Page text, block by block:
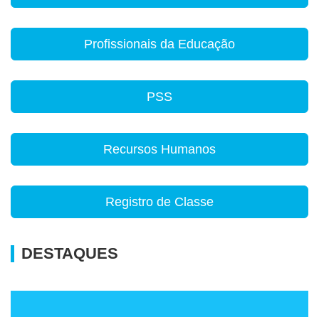
Profissionais da Educação
PSS
Recursos Humanos
Registro de Classe
DESTAQUES